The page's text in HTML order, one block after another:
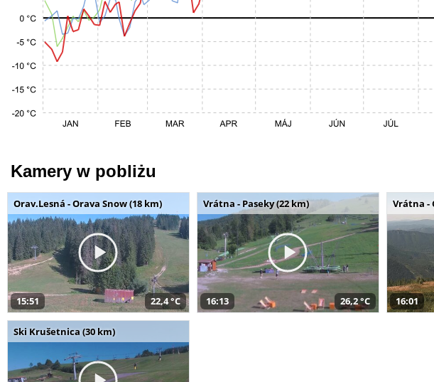
Kamery w pobliżu
Orav.Lesná - Orava Snow (18 km)
15:51 22,4 °C
Vrátna - Paseky (22 km)
16:13 26,2 °C
Vrátna -
16:01
Ski Krušetnica (30 km)